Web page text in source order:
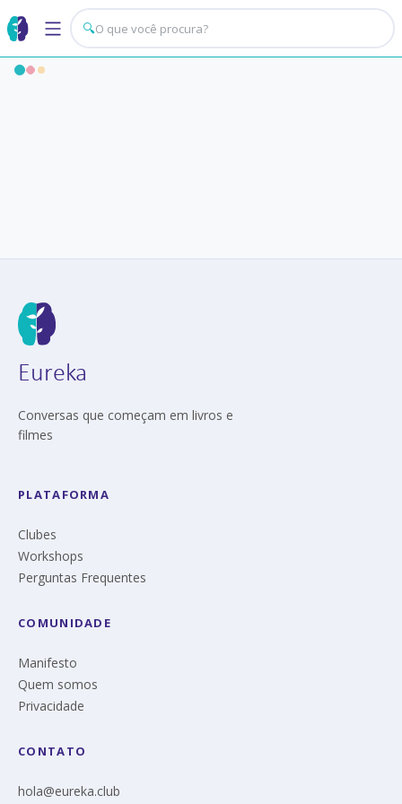
🔍
Eureka
Conversas que começam em livros e
filmes
PLATAFORMA
Clubes
Workshops
Perguntas Frequentes
COMUNIDADE
Manifesto
Quem somos
Privacidade
CONTATO
hola@eureka.club